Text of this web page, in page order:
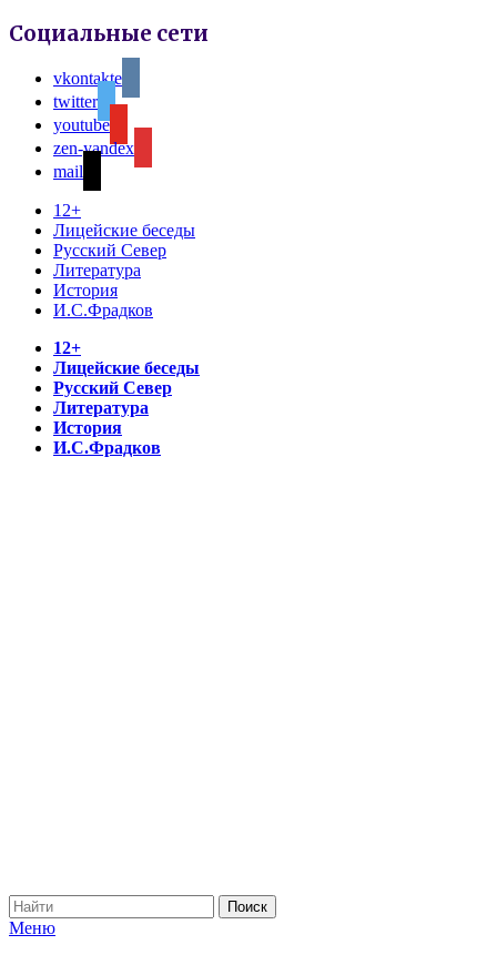
Социальные сети
vkontakte
twitter
youtube
zen-yandex
mail
12+
Лицейские беседы
Русский Север
Литература
История
И.С.Фрадков
12+
Лицейские беседы
Русский Север
Литература
История
И.С.Фрадков
Меню